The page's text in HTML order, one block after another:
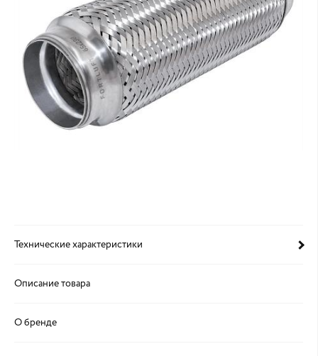
Технические характеристики
Описание товара
О бренде